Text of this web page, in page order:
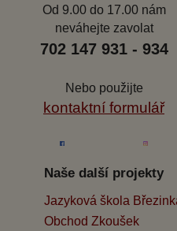
Od 9.00 do 17.00 nám
neváhejte zavolat
702 147 931 - 934
Nebo použijte
kontaktní formulář
Naše další projekty
Jazyková škola
Obchod Zkoušek